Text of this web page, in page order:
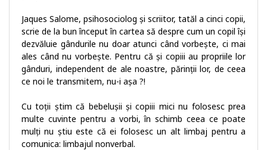
Jaques Salome, psihosociolog și scriitor, tatăl a cinci copii,
scrie de la bun început în cartea să despre cum un copil își
dezvăluie gândurile nu doar atunci când vorbește, ci mai
ales când nu vorbește. Pentru că și copiii au propriile lor
gânduri, independent de ale noastre, părinții lor, de ceea
ce noi le transmitem, nu-i așa ?!
Cu toții știm că bebelușii și copiii mici nu folosesc prea
multe cuvinte pentru a vorbi, în schimb ceea ce poate
mulți nu știu este că ei folosesc un alt limbaj pentru a
comunica: limbajul nonverbal.